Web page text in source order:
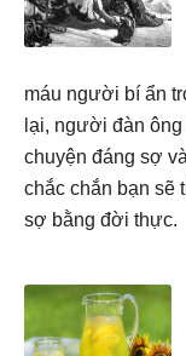
máu người bí ẩn
lại, người đàn
chuyện đáng sợ
chắc chắn bạn sẽ
sợ bằng đời thực.